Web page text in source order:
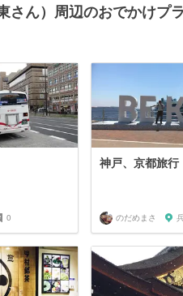
さん）周辺のおでかけプ
0
神戸、京都旅行
のだめまさ